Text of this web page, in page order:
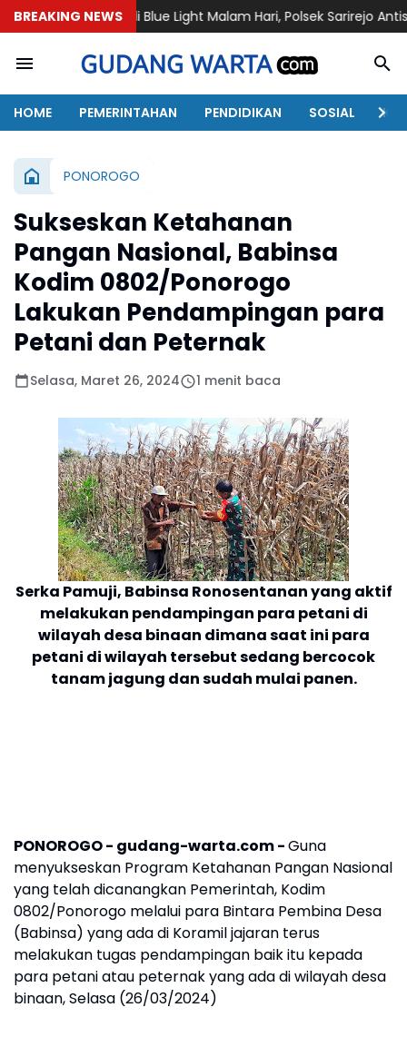
BREAKING NEWS
Blue Light Malam Hari, Polsek Sarirejo Antisipasi Kejahatan
HOME PEMERINTAHAN PENDIDIKAN SOSIAL
PONOROGO
Sukseskan Ketahanan
Pangan Nasional, Babinsa
Kodim 0802/Ponorogo
Lakukan Pendampingan para
Petani dan Peternak
Selasa, Maret 26, 2024 1 menit baca
Serka Pamuji, Babinsa Ronosentanan yang aktif
melakukan pendampingan para petani di
wilayah desa binaan dimana saat ini para
petani di wilayah tersebut sedang bercocok
tanam jagung dan sudah mulai panen.
PONOROGO - gudang-warta.com -Guna
menyukseskan Program Ketahanan Pangan Nasional
yang telah dicanangkan Pemerintah, Kodim
0802/Ponorogo melalui para Bintara Pembina Desa
(Babinsa) yang ada di Koramil jajaran terus
melakukan tugas pendampingan baik itu kepada
para petani atau peternak yang ada di wilayah desa
binaan, Selasa (26/03/2024)